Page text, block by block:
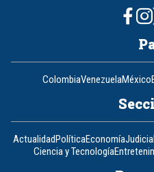
ColombiaVenezuelaMéxico
ActualidadPolíticaEconomíaJudicial
Ciencia y Tecnología